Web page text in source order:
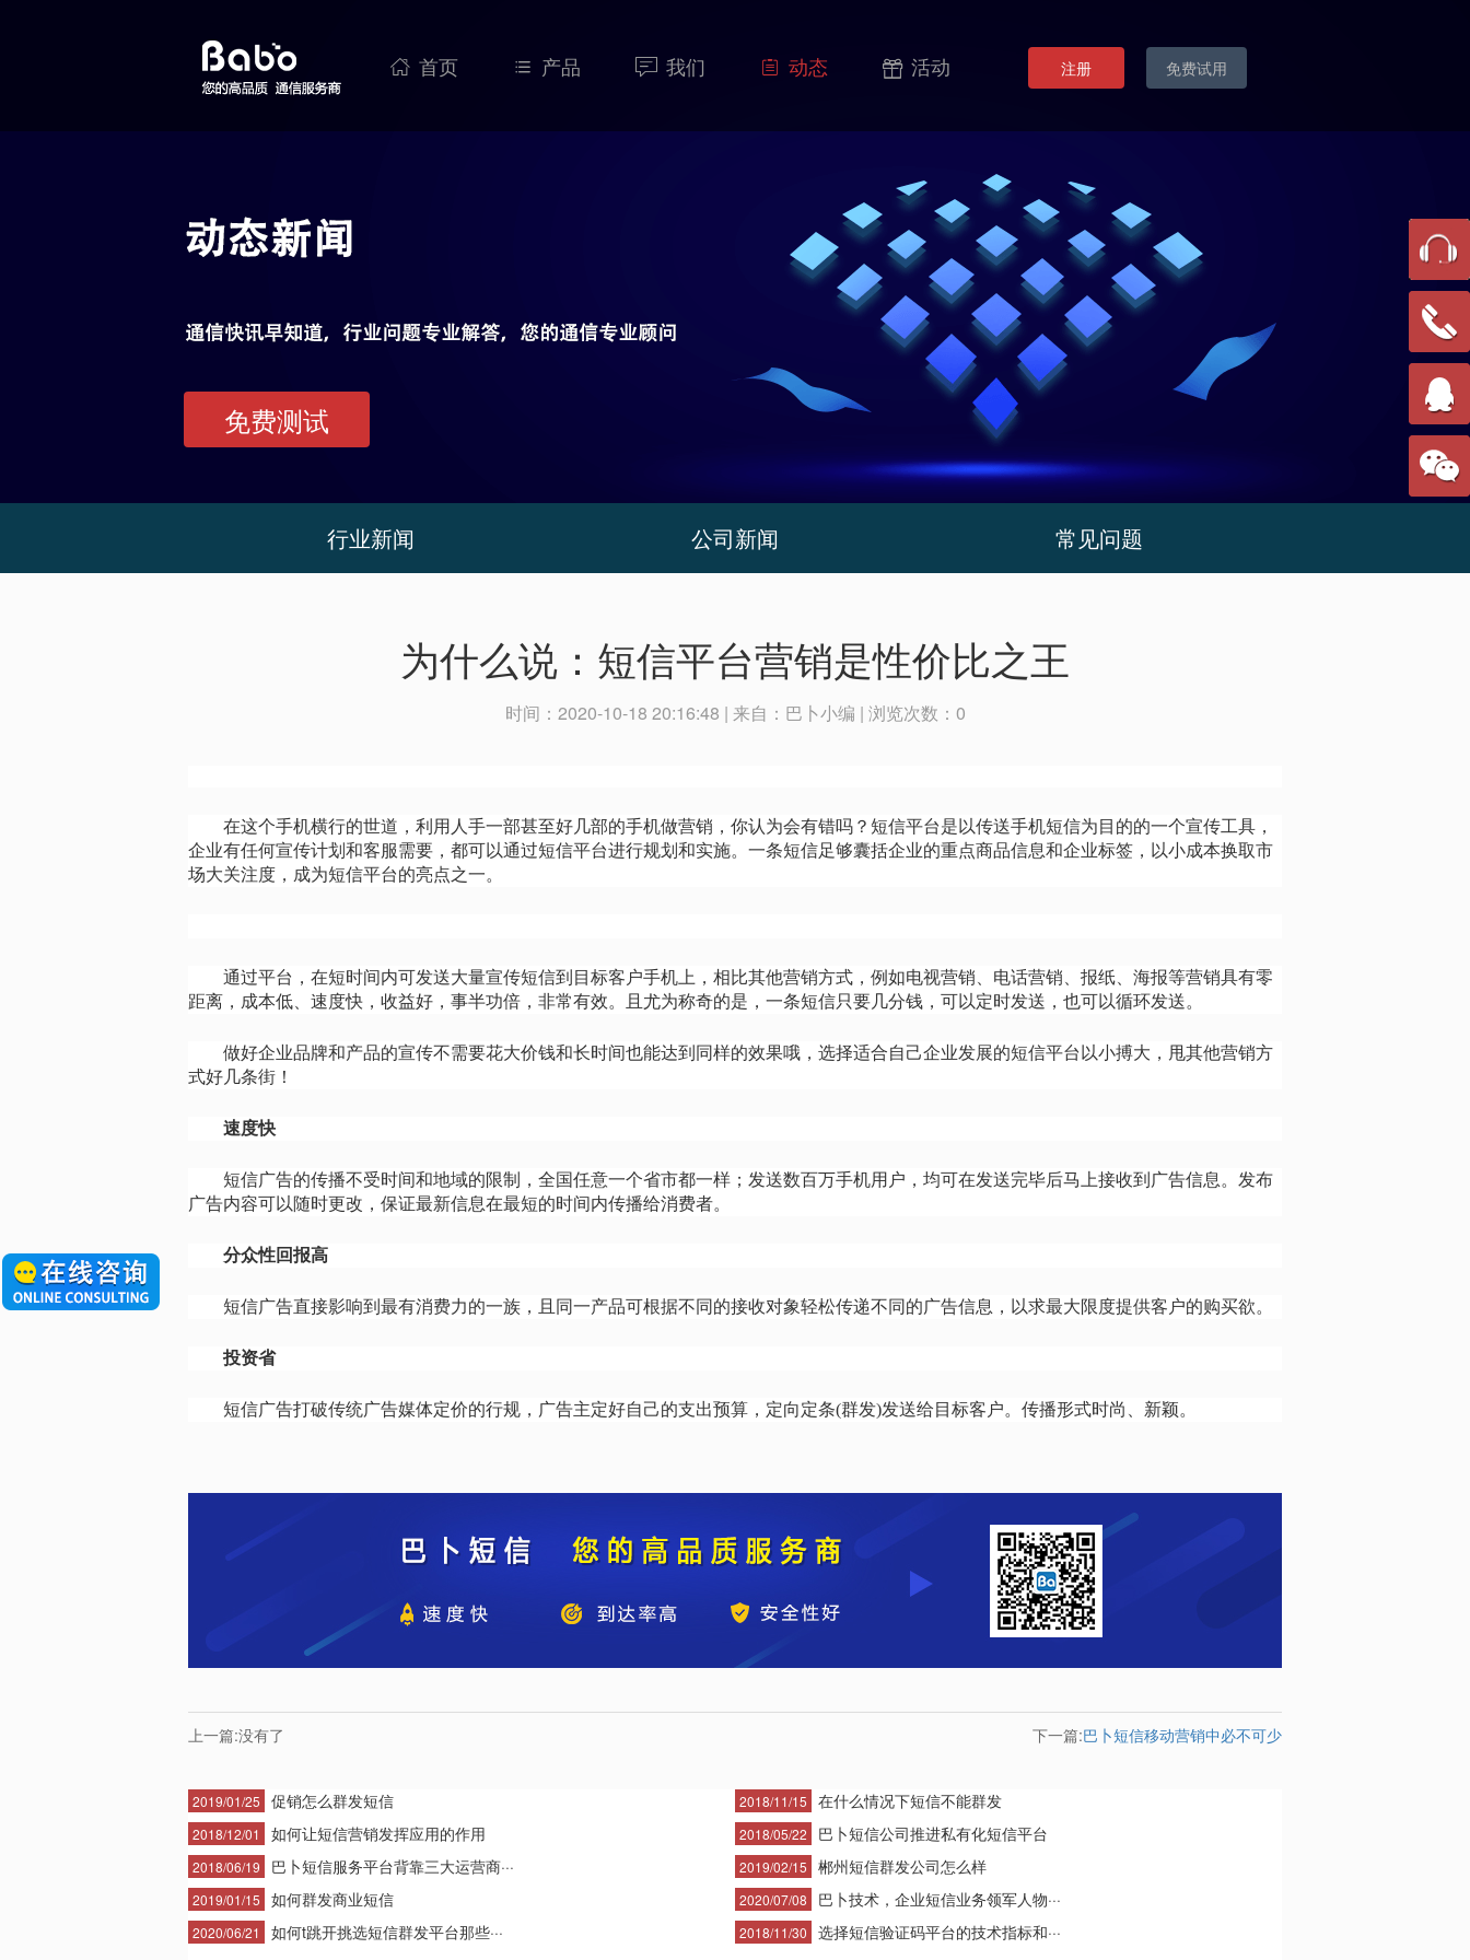
注册 免费试用
 首页  产品  我们  动态  活动
免费测试
行业新闻 公司新闻 常见问题
为什么说：短信平台营销是性价比之王
时间： 2020-10-18 20:16:48 | 来自： 巴卜小编 | 浏览次数： 0
在这个手机横行的世道，利用人手一部甚至好几部的手机做营销，你认为会有错吗？短信平台是以传送手机短信为目的的一个宣传工具，
企业有任何宣传计划和客服需要，都可以通过短信平台进行规划和实施。一条短信足够囊括企业的重点商品信息和企业标签，以小成本换取市
场大关注度，成为短信平台的亮点之一。
通过平台，在短时间内可发送大量宣传短信到目标客户手机上，相比其他营销方式，例如电视营销、电话营销、报纸、海报等营销具有零
距离，成本低、速度快，收益好，事半功倍，非常有效。且尤为称奇的是，一条短信只要几分钱，可以定时发送，也可以循环发送。
做好企业品牌和产品的宣传不需要花大价钱和长时间也能达到同样的效果哦，选择适合自己企业发展的短信平台以小搏大，甩其他营销方
式好几条街！
速度快
短信广告的传播不受时间和地域的限制，全国任意一个省市都一样；发送数百万手机用户，均可在发送完毕后马上接收到广告信息。发布
广告内容可以随时更改，保证最新信息在最短的时间内传播给消费者。
分众性回报高
短信广告直接影响到最有消费力的一族，且同一产品可根据不同的接收对象轻松传递不同的广告信息，以求最大限度提供客户的购买欲。
投资省
短信广告打破传统广告媒体定价的行规，广告主定好自己的支出预算，定向定条(群发)发送给目标客户。传播形式时尚、新颖。
上一篇:没有了 下一篇:巴卜短信移动营销中必不可少
2019/01/25 促销怎么群发短信
2018/12/01 如何让短信营销发挥应用的作用
2018/06/19 巴卜短信服务平台背靠三大运营商···
2019/01/15 如何群发商业短信
2020/06/21 如何t跳开挑选短信群发平台那些···
2018/11/15 在什么情况下短信不能群发
2018/05/22 巴卜短信公司推进私有化短信平台
2019/02/15 郴州短信群发公司怎么样
2020/07/08 巴卜技术，企业短信业务领军人物···
2018/11/30 选择短信验证码平台的技术指标和···